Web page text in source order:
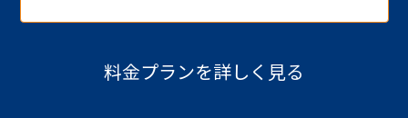
料金プランを詳しく見る